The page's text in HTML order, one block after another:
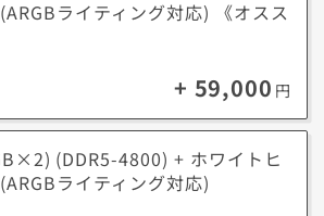
ライティング対応) 《オスス
+ 59,000 円
(DDR5-4800) + ホワイトヒ
ライティング対応)